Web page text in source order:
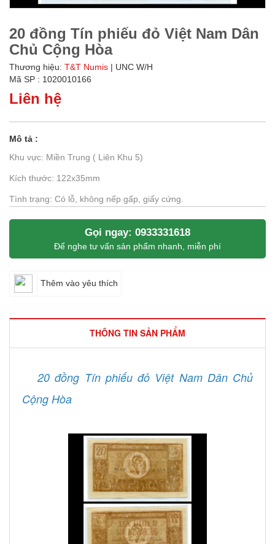
20 đồng Tín phiếu đỏ Việt Nam Dân
Chủ Cộng Hòa
Thương hiệu: T&T Numis | UNC W/H
Mã SP : 1020010166
Liên hệ
Mô tả :
Khu vực: Miền Trung ( Liên Khu 5)
Kích thước: 122x35mm
Tình trạng: Có lỗ, không nếp gấp, giấy cứng.
Gọi ngay: 0933331618
Để nghe tư vấn sản phẩm nhanh, miễn phí
Thêm vào yêu thích
THÔNG TIN SẢN PHẨM
20 đồng Tín phiếu đỏ Việt Nam Dân Chủ
Cộng Hòa